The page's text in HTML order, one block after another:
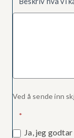
Ved å sende inn
*
Ja, jeg godtar